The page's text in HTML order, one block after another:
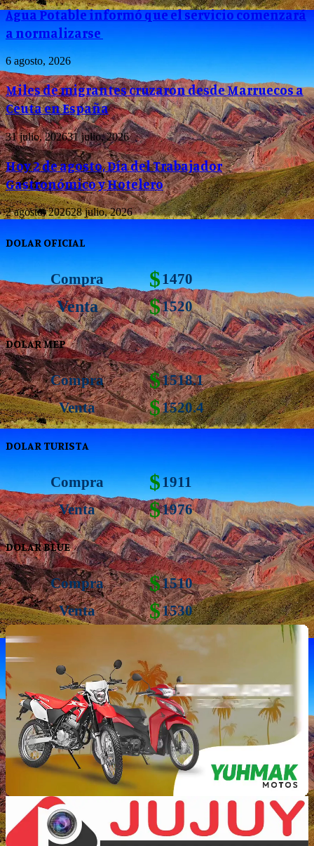
Agua Potable informó que el servicio comenzará
a normalizarse
6 agosto, 2026
Miles de migrantes cruzaron desde Marruecos a
Ceuta en España
31 julio, 202631 julio, 2026
Hoy 2 de agosto, Día del Trabajador
Gastronómico y Hotelero
2 agosto, 202628 julio, 2026
DOLAR OFICIAL
Compra $1470
Venta $1520
DOLAR MEP
Compra $1518.1
Venta
$1520.4
DOLAR TURISTA
Compra $1911
Venta
$1976
DOLAR BLUE
Compra $1510
Venta
$1530